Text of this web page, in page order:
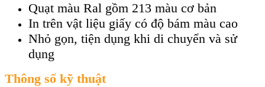
Quạt màu Ral gồm 213 màu cơ bản
In trên vật liệu giấy có độ bám màu cao
Nhỏ gọn, tiện dụng khi di chuyển và sử
dụng
Thông số kỹ thuật